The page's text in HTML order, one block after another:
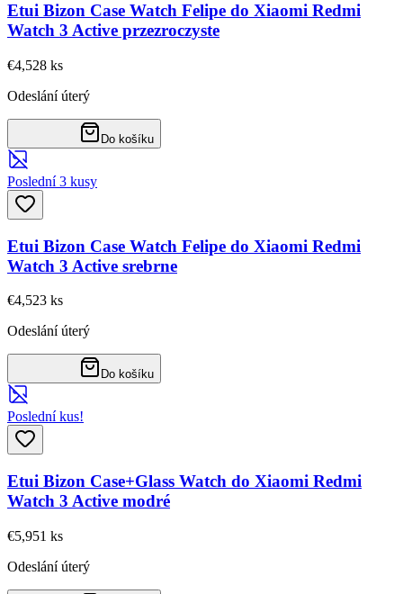
Etui Bizon Case Watch Felipe do Xiaomi Redmi
Watch 3 Active przezroczyste
€4,528 ks
Odeslání úterý
Do košíku
Poslední 3 kusy
Etui Bizon Case Watch Felipe do Xiaomi Redmi
Watch 3 Active srebrne
€4,523 ks
Odeslání úterý
Do košíku
Poslední kus!
Etui Bizon Case+Glass Watch do Xiaomi Redmi
Watch 3 Active modré
€5,951 ks
Odeslání úterý